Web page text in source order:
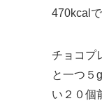
470kcalで
チョコプ
と一つ５
い２０個